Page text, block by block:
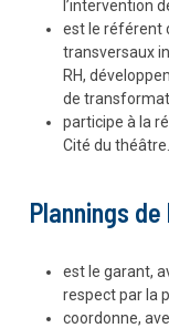
l’intervention
est le référent
transversaux
RH,
de
participe à la
Cité du théâtre.
Plannings de
est le garant,
respect par la
coordonne,